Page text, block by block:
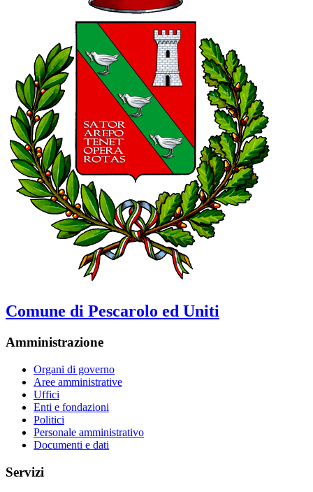
Comune di Pescarolo ed Uniti
Amministrazione
Organi di governo
Aree amministrative
Uffici
Enti e fondazioni
Politici
Personale amministrativo
Documenti e dati
Servizi